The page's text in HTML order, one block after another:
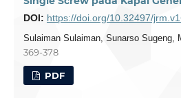
DOI: https://doi.org/10.32497/
Sulaiman Sulaiman, Sunarso Sugeng,
369-378
PDF